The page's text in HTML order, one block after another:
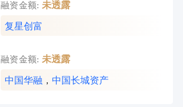
融资金额: 未透露
复星创富
融资金额: 未透露
中国华融 ，中国长城资产